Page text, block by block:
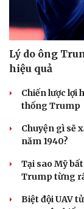
Lý do ông
hiệu quả
Chiến lược lợi
thống Trump
Chuyện gì sẽ
năm 1940?
Tại sao Mỹ
Trump từng
Biệt đội UAV